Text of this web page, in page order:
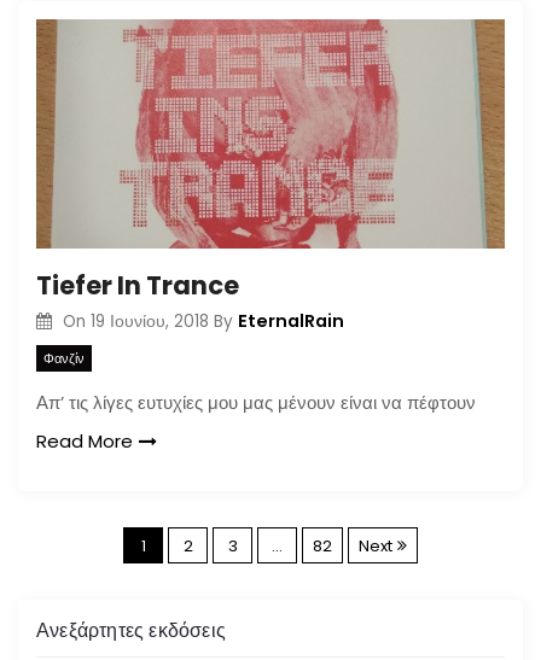
Tiefer In Trance
On 19 Ιουνίου, 2018 By EternalRain
Φανζίν
Απ’ τις λίγες ευτυχίες μου μας μένουν είναι να πέφτουν
Read More
Σ
1 2 3 … 82 Next
Ανεξάρτητες εκδόσεις